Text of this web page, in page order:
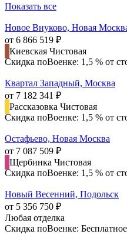
Показать все
Новое Внуково, Новая
от 6 866 519 ₽
Киевская Чистовая
Скидка поВоенке: 1,5 % от
Квартал Западный, Москва
от 7 182 341 ₽
Рассказовка Чистовая
Скидка поВоенке: 1,5 % от
Остафьево, Новая Москва
от 7 087 509 ₽
Щербинка Чистовая
Скидка поВоенке: 1,5 % от
Новый Весенний, Подольск
от 5 356 750 ₽
Любая отделка
Скидка поВоенке: